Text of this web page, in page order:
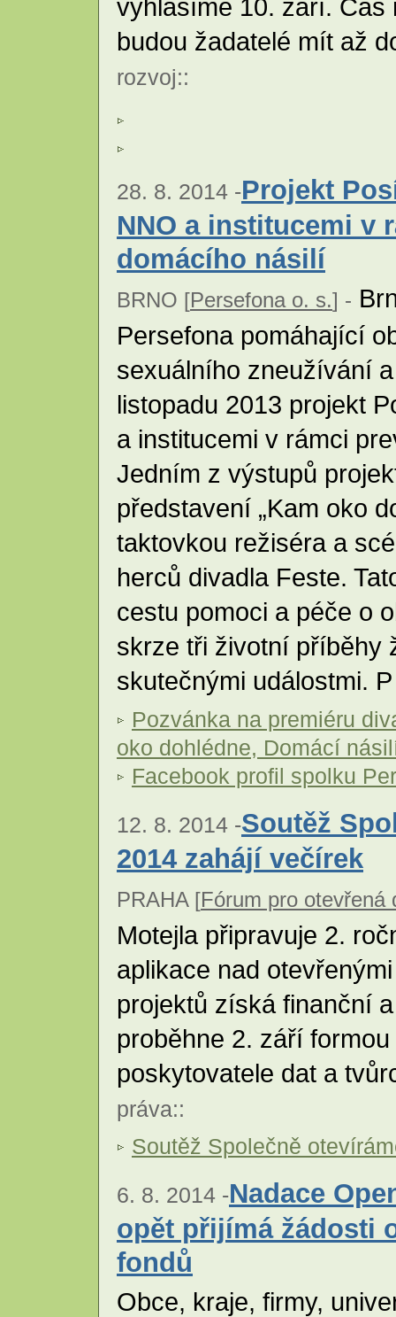
vyhlásíme 10. září. Čas
budou žadatelé mít až
rozvoj::
28. 8. 2014 -Projekt
NNO a institucemi v
domácího násilí
BRNO [Persefona o. s.] -
Persefona pomáhající
sexuálního zneužívání
listopadu 2013 projekt
a institucemi v rámci
Jedním z výstupů
představení „Kam oko
taktovkou režiséra a
herců divadla Feste.
cestu pomoci a péče o
skrze tři životní příběhy
skutečnými událostmi.
Pozvánka na premiéru
oko dohlédne, Domácí
Facebook profil spolku
12. 8. 2014 -Soutěž
2014 zahájí večírek
PRAHA [Fórum pro otevřená
Motejla připravuje 2.
aplikace nad
projektů získá finanční
proběhne 2. září
poskytovatele dat a
práva::
Soutěž Společně
6. 8. 2014 -Nadace
opět přijímá žádosti
fondů
Obce, kraje, firmy,